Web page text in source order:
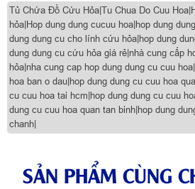
Tủ Chứa Đồ Cứu Hỏa|Tu Chua Do Cuu
hỏa|Hop dung dung cucuu hoa|hop dung
dung dung cu cho lính cứu hỏa|hop dung
dung dung cu cứu hỏa giá rẻ|nhà cung cấp
hỏa|nha cung cap hop dung dung cu cuu
hoa ban o dau|hop dung dung cu cuu hoa
cu cuu hoa tai hcm|hop dung dung cu cuu
dung cu cuu hoa quan tan binh|hop dung
chanh|
SẢN PHẨM CÙNG